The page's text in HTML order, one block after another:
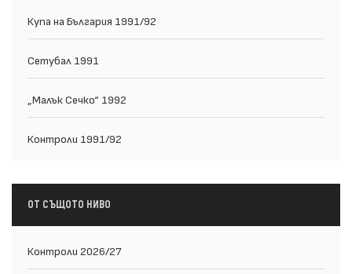
Купа на България 1991/92
Сетубал 1991
„Малък Сечко“ 1992
Контроли 1991/92
ОТ СЪЩОТО НИВО
Контроли 2026/27